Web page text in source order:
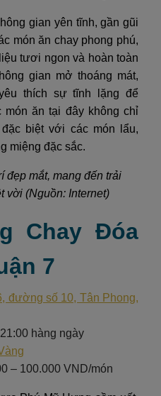
gian yên tĩnh, gần gũi
món ăn chay phong phú,
tươi ngon và hoàn toàn
gian mở thoáng mát,
thích sự tĩnh lặng để
ăn tại đây không chỉ
biệt với các món lẩu,
miệng đặc sắc.
đẹp mắt, mang đến trải
vời (Nguồn: Internet)
Chay Đóa
7
đường số 10, Tân Phong,
hàng ngày
– 100.000 VND/món